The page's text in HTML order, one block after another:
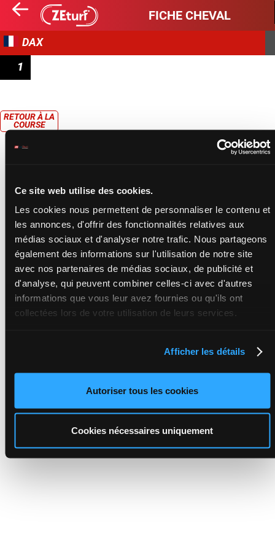
Ce site web utilise des cookies.
Les cookies nous permettent de personnaliser le contenu et
les annonces, d'offrir des fonctionnalités relatives aux
médias sociaux et d'analyser notre trafic. Nous partageons
également des informations sur l'utilisation de notre site
avec nos partenaires de médias sociaux, de publicité et
d'analyse, qui peuvent combiner celles-ci avec d'autres
informations que vous leur avez fournies ou qu'ils ont
collectées lors de votre utilisation de leurs services.
Afficher les détails
Autoriser tous les cookies
Cookies nécessaires uniquement
FICHE CHEVAL
DAX
1
RETOUR À LA
COURSE